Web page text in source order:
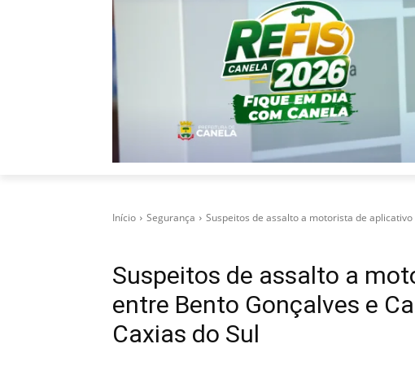
Início Segurança Suspeitos de assalto a motorista de
Suspeitos de assalto a
entre Bento Gonçalves e
Caxias do Sul